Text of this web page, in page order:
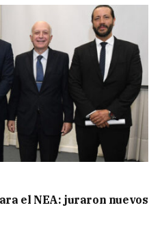
el NEA: juraron nuevos